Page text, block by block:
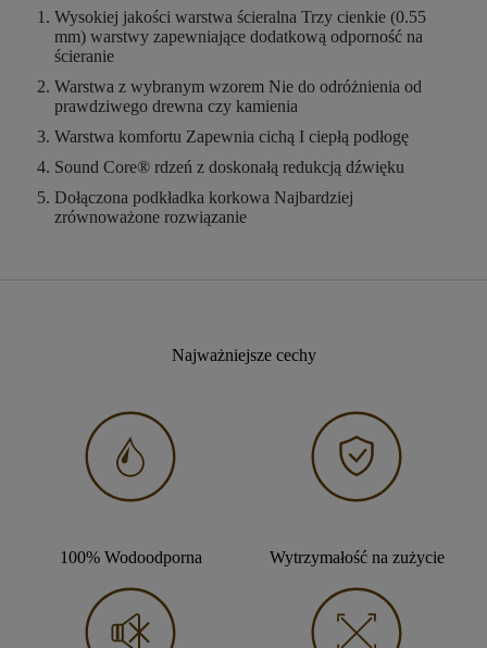
Wysokiej jakości warstwa ścieralna Trzy cienkie (0.55
mm) warstwy zapewniające dodatkową odporność na
ścieranie
Warstwa z wybranym wzorem Nie do odróżnienia od
prawdziwego drewna czy kamienia
Warstwa komfortu Zapewnia cichą I ciepłą podłogę
Sound Core® rdzeń z doskonałą redukcją dźwięku
Dołączona podkładka korkowa Najbardziej
zrównoważone rozwiązanie
Najważniejsze cechy
100% Wodoodporna Wytrzymałość na zużycie